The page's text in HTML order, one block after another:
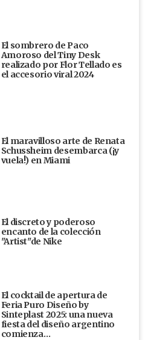
El sombrero de Paco
Amoroso del Tiny Desk
realizado por Flor Tellado es
el accesorio viral 2024
El maravilloso arte de Renata
Schussheim desembarca (¡y
vuela!) en Miami
El discreto y poderoso
encanto de la colección
"Artist"de Nike
El cocktail de apertura de
Feria Puro Diseño by
Sinteplast 2025: una nueva
fiesta del diseño argentino
comienza…